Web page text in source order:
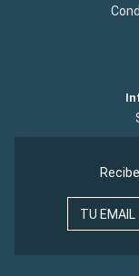
TU EMAIL